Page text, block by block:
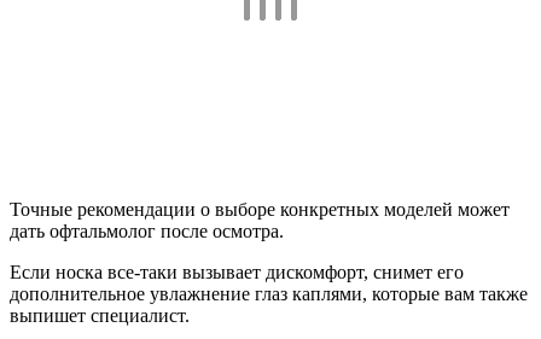
Точные рекомендации о выборе конкретных моделей может
дать офтальмолог после осмотра.
Если носка все-таки вызывает дискомфорт, снимет его
дополнительное увлажнение глаз каплями, которые вам также
выпишет специалист.